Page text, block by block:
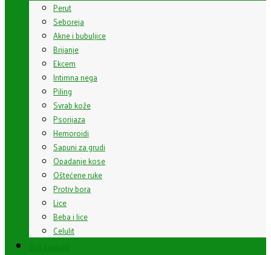
Perut
Seboreja
Akne i bubuljice
Brijanje
Ekcem
Intimna nega
Piling
Svrab kože
Psorijaza
Hemoroidi
Sapuni za grudi
Opadanje kose
Oštećene ruke
Protiv bora
Lice
Beba i lice
Celulit